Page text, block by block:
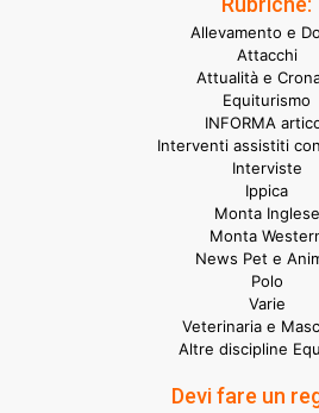
Allevamento e
Attacchi
Attualità e
Equiturismo
INFORMA
Interventi assistiti
Interviste
Ippica
Monta Inglese
Monta
News Pet e
Polo
Varie
Veterinaria e
Altre discipline
Devi fare un